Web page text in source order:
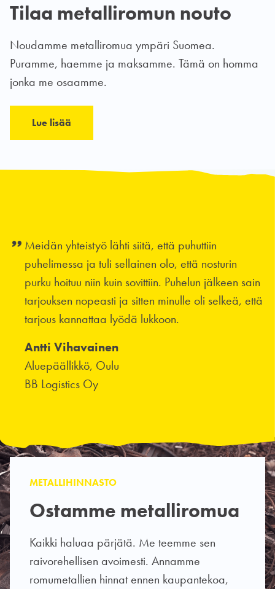
Tilaa metalliromun nouto
Noudamme metalliromua ympäri Suomea.
Puramme, haemme ja maksamme. Tämä on homma
jonka me osaamme.
Lue lisää
Meidän yhteistyö lähti siitä, että puhuttiin
puhelimessa ja tuli sellainen olo, että nosturin
purku hoituu niin kuin sovittiin. Puhelun jälkeen sain
tarjouksen nopeasti ja sitten minulle oli selkeä, että
tarjous kannattaa lyödä lukkoon.
Antti Vihavainen
Aluepäällikkö, Oulu
BB Logistics Oy
METALLIHINNASTO
Ostamme metalliromua
Kaikki haluaa pärjätä. Me teemme sen
raivorehellisen avoimesti. Annamme
romumetallien hinnat ennen kaupantekoa,